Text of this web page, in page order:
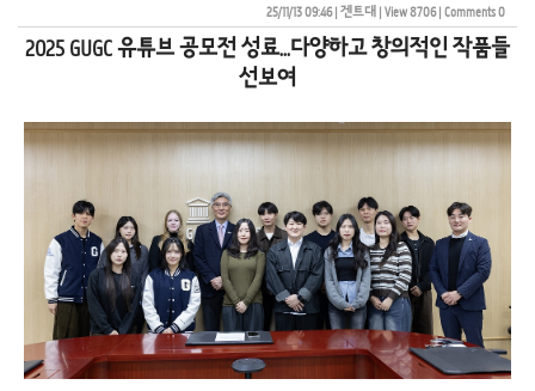
25/11/13 09:46| 겐트대| View 8706| Comments 0
2025 GUGC유튜브 공모전 성료...다양하고 창의적인 작품들
선보여